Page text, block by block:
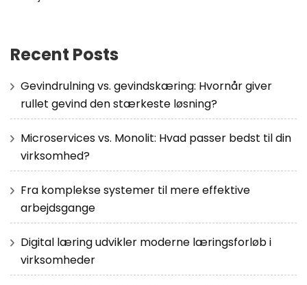
Recent Posts
Gevindrulning vs. gevindskæring: Hvornår giver
rullet gevind den stærkeste løsning?
Microservices vs. Monolit: Hvad passer bedst til din
virksomhed?
Fra komplekse systemer til mere effektive
arbejdsgange
Digital læring udvikler moderne læringsforløb i
virksomheder